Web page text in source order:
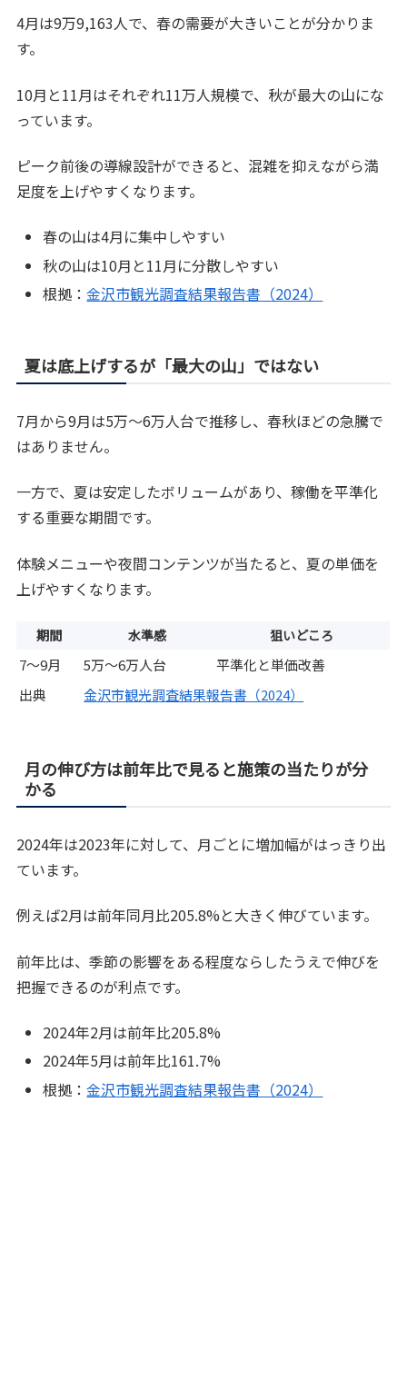
4月は9万9,163人で、春の需要が大きいことが分かりま
す。
10月と11月はそれぞれ11万人規模で、秋が最大の山にな
っています。
ピーク前後の導線設計ができると、混雑を抑えながら満
足度を上げやすくなります。
春の山は4月に集中しやすい
秋の山は10月と11月に分散しやすい
根拠：金沢市観光調査結果報告書（2024）
夏は底上げするが「最大の山」ではない
7月から9月は5万〜6万人台で推移し、春秋ほどの急騰で
はありません。
一方で、夏は安定したボリュームがあり、稼働を平準化
する重要な期間です。
体験メニューや夜間コンテンツが当たると、夏の単価を
上げやすくなります。
期間 水準感 狙いどころ
7〜9月 5万〜6万人台
平準化と単価改善
出典
金沢市観光調査結果報告書（2024）
月の伸び方は前年比で見ると施策の当たりが分
かる
2024年は2023年に対して、月ごとに増加幅がはっきり出
ています。
例えば2月は前年同月比205.8%と大きく伸びています。
前年比は、季節の影響をある程度ならしたうえで伸びを
把握できるのが利点です。
2024年2月は前年比205.8%
2024年5月は前年比161.7%
根拠：金沢市観光調査結果報告書（2024）